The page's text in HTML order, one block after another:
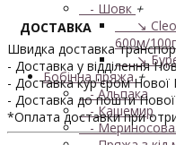
- Шовк +
↘ Cleo,
600м/
↘ Бурет,
Бобінна пряжа+
- Альпака
- Кашемир
- Мериносова
ДОСТАВКА
Швидка доставка
- Доставка у відділення
- Доставка кур'єром
- Доставка до пошти
*Оплата доставки при